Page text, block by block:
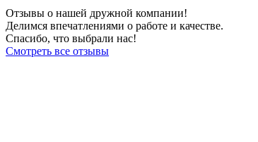
Отзывы о нашей дружной компании!
Делимся впечатлениями о работе и качестве.
Спасибо, что выбрали нас!
Смотреть все отзывы